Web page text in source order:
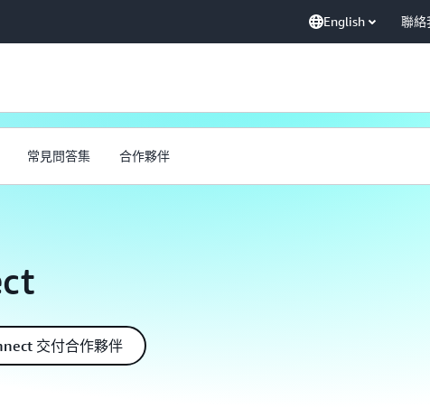
English 聯絡
常見問答集 合作夥伴
交付合作夥伴